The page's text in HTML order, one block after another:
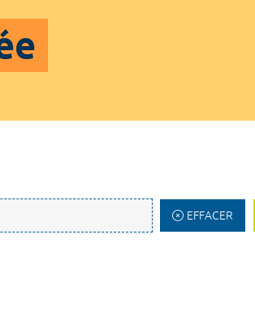
EFFACER